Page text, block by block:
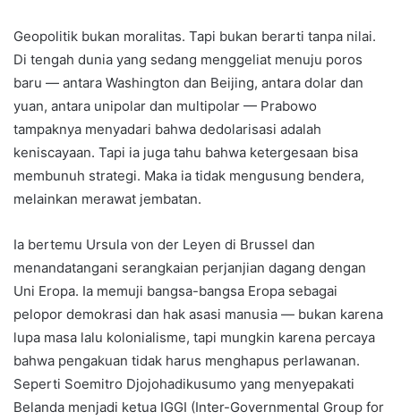
Geopolitik bukan moralitas. Tapi bukan berarti tanpa nilai.
Di tengah dunia yang sedang menggeliat menuju poros
baru — antara Washington dan Beijing, antara dolar dan
yuan, antara unipolar dan multipolar — Prabowo
tampaknya menyadari bahwa dedolarisasi adalah
keniscayaan. Tapi ia juga tahu bahwa ketergesaan bisa
membunuh strategi. Maka ia tidak mengusung bendera,
melainkan merawat jembatan.
Ia bertemu Ursula von der Leyen di Brussel dan
menandatangani serangkaian perjanjian dagang dengan
Uni Eropa. Ia memuji bangsa-bangsa Eropa sebagai
pelopor demokrasi dan hak asasi manusia — bukan karena
lupa masa lalu kolonialisme, tapi mungkin karena percaya
bahwa pengakuan tidak harus menghapus perlawanan.
Seperti Soemitro Djojohadikusumo yang menyepakati
Belanda menjadi ketua IGGI (Inter-Governmental Group for